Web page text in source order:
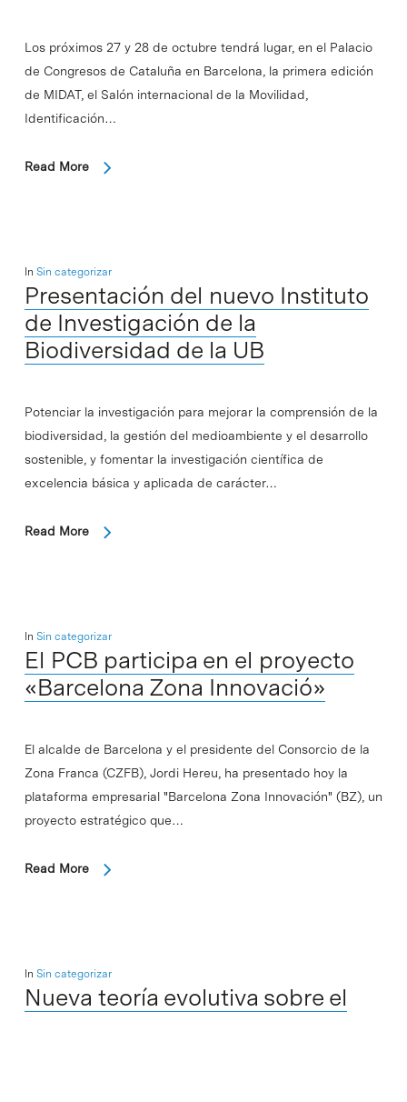
Los próximos 27 y 28 de octubre tendrá lugar, en el Palacio
de Congresos de Cataluña en Barcelona, la primera edición
de MIDAT, el Salón internacional de la Movilidad,
Identificación…
Read More
In Sin categorizar
Presentación del nuevo Instituto
de Investigación de la
Biodiversidad de la UB
Potenciar la investigación para mejorar la comprensión de la
biodiversidad, la gestión del medioambiente y el desarrollo
sostenible, y fomentar la investigación científica de
excelencia básica y aplicada de carácter…
Read More
In Sin categorizar
El PCB participa en el proyecto
«Barcelona Zona Innovació»
El alcalde de Barcelona y el presidente del Consorcio de la
Zona Franca (CZFB), Jordi Hereu, ha presentado hoy la
plataforma empresarial "Barcelona Zona Innovación" (BZ), un
proyecto estratégico que…
Read More
In Sin categorizar
Nueva teoría evolutiva sobre el